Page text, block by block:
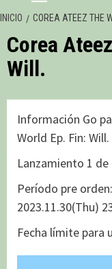
INICIO COREA ATEEZ THE
Corea
Will.
Información Go
World Ep. Fin: Will.
Lanzamiento 1
Período pre
2023.11.30(Thu)
Fecha límite para